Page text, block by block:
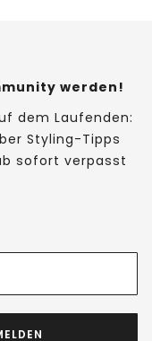
werden!
dem Laufenden:
Styling-Tipps
sofort verpasst